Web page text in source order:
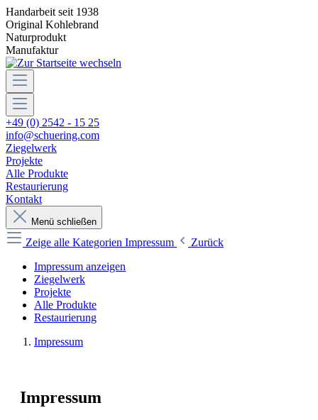
Handarbeit seit 1938
Original Kohlebrand
Naturprodukt
Manufaktur
+49 (0) 2542 - 15 25
info@schuering.com
Ziegelwerk
Projekte
Alle Produkte
Restaurierung
Kontakt
Menü schließen
Zeige alle Kategorien Impressum
Zurück
Impressum anzeigen
Ziegelwerk
Projekte
Alle Produkte
Restaurierung
Impressum
Impressum